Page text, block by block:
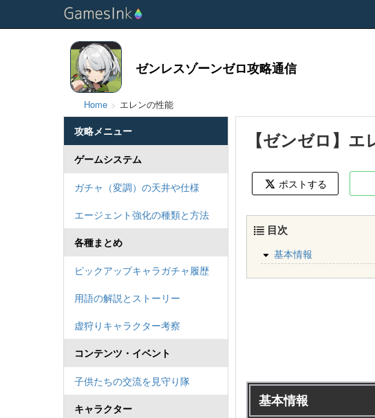
ゼンレスゾーンゼロ攻略通信
Home エレンの性能
攻略メニュー
ゲームシステム
ガチャ（変調）の天井や仕様
エージェント強化の種類と方法
各種まとめ
ピックアップキャラガチャ履歴
用語の解説とストーリー
虚狩りキャラクター考察
コンテンツ・イベント
子供たちの交流を見守り隊
キャラクター
【ゼンゼロ】
ポストする
目次
基本情報
基本情報